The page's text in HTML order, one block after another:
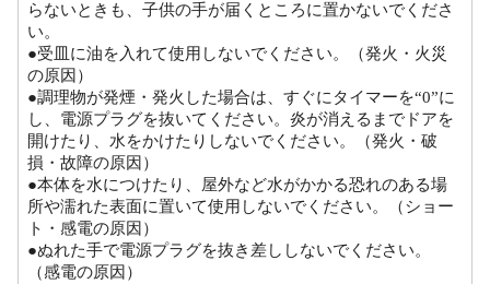
らないときも、子供の手が届くところに置かないでくださ
い。
●受皿に油を入れて使用しないでください。（発火・火災
の原因）
●調理物が発煙・発火した場合は、すぐにタイマーを“0”に
し、電源プラグを抜いてください。炎が消えるまでドアを
開けたり、水をかけたりしないでください。（発火・破
損・故障の原因）
●本体を水につけたり、屋外など水がかかる恐れのある場
所や濡れた表面に置いて使用しないでください。（ショー
ト・感電の原因）
●ぬれた手で電源プラグを抜き差ししないでください。
（感電の原因）